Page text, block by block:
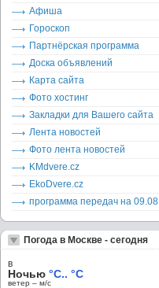
Афиша
Гороскоп
Партнёрская программа
Доска объявлений
Карта сайта
Фото хостинг
Закладки для Вашего сайта
Лента новостей
Фото лента новостей
KMdvere.cz
EkoDvere.cz
программа передач на
Погода в Москве - сегодня
в
Ночью °C.. °C
ветер – м/c